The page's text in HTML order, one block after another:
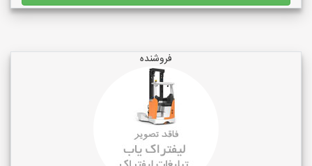
فروشنده